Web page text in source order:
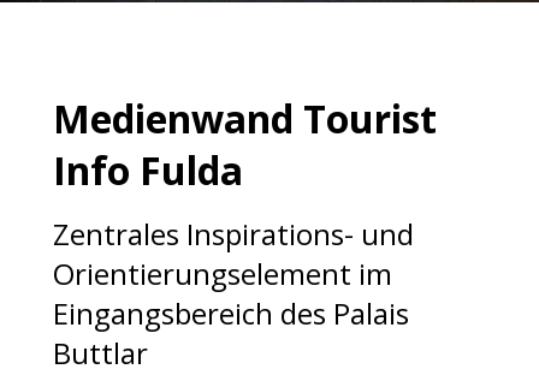
Medienwand Tourist
Info Fulda
Zentrales Inspirations- und
Orientierungselement im
Eingangsbereich des Palais
Buttlar